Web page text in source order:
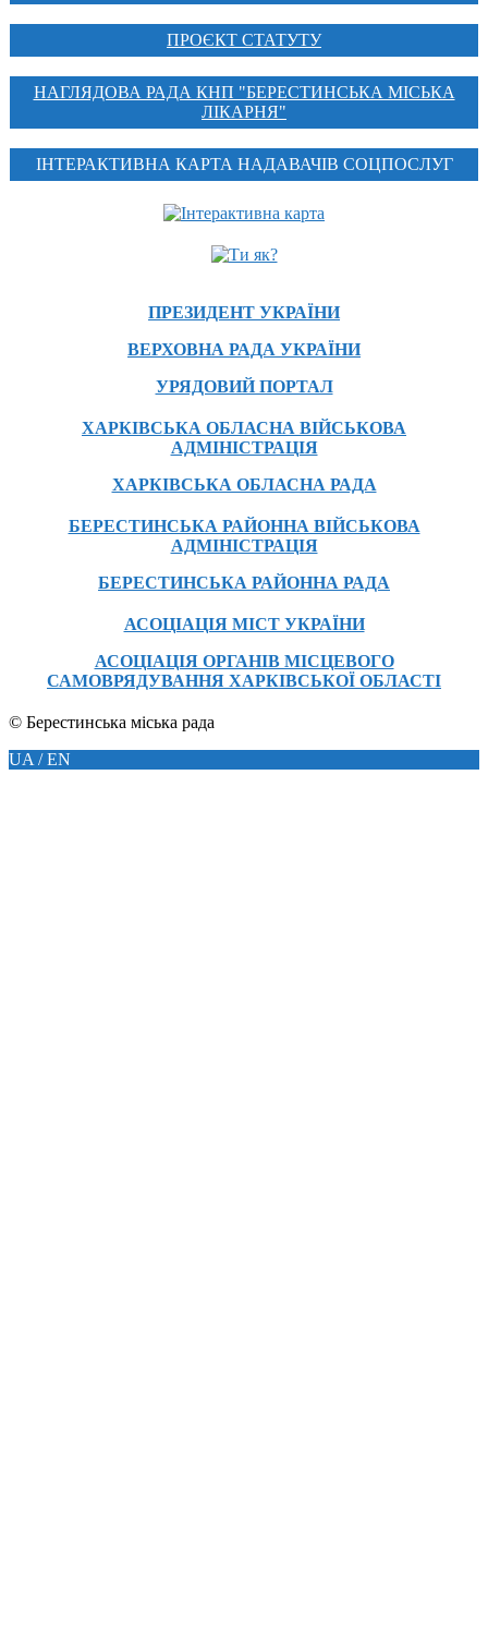
ПРОЄКТ СТАТУТУ
НАГЛЯДОВА РАДА КНП "БЕРЕСТИНСЬКА МІСЬКА
ЛІКАРНЯ"
ІНТЕРАКТИВНА КАРТА НАДАВАЧІВ СОЦПОСЛУГ
ПРЕЗИДЕНТ УКРАЇНИ
ВЕРХОВНА РАДА УКРАЇНИ
УРЯДОВИЙ ПОРТАЛ
ХАРКІВСЬКА ОБЛАСНА ВІЙСЬКОВА
АДМІНІСТРАЦІЯ
ХАРКІВСЬКА ОБЛАСНА РАДА
БЕРЕСТИНСЬКА РАЙОННА ВІЙСЬКОВА
АДМІНІСТРАЦІЯ
БЕРЕСТИНСЬКА РАЙОННА РАДА
АСОЦІАЦІЯ МІСТ УКРАЇНИ
АСОЦІАЦІЯ ОРГАНІВ МІСЦЕВОГО
САМОВРЯДУВАННЯ ХАРКІВСЬКОЇ ОБЛАСТІ
© Берестинська міська рада
UA / EN